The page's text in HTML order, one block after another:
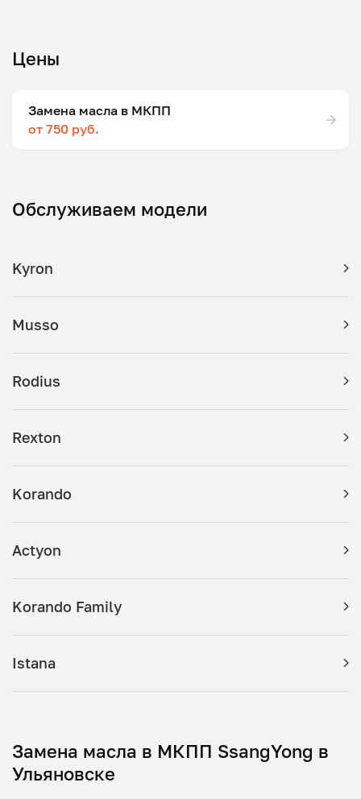
Цены
Замена масла в МКПП
от 750 руб.
Обслуживаем модели
Kyron
Musso
Rodius
Rexton
Korando
Actyon
Korando Family
Istana
Замена масла в МКПП SsangYong в
Ульяновске